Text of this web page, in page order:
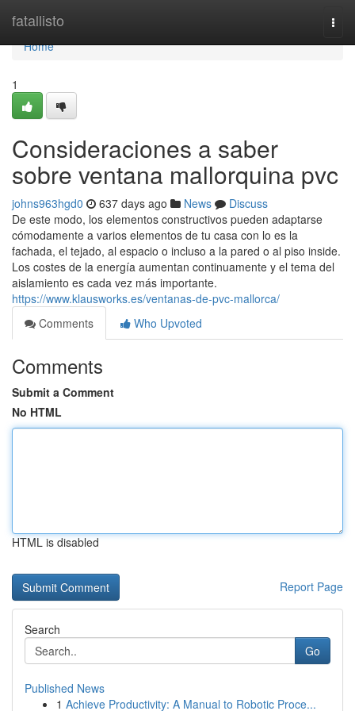
fatallisto
Home
Home
1
Consideraciones a saber
sobre ventana mallorquina pvc
johns963hgd0 637 days ago News
Discuss
De este modo, los elementos constructivos pueden adaptarse
cómodamente a varios elementos de tu casa con lo es la
fachada, el tejado, al espacio o incluso a la pared o al piso inside.
Los costes de la energía aumentan continuamente y el tema del
aislamiento es cada vez más importante.
https://www.klausworks.es/ventanas-de-pvc-mallorca/
Comments
Who Upvoted
Comments
Submit a Comment
No HTML
HTML is disabled
Report Page
Search
Go
Published News
1 Achieve Productivity: A Manual to Robotic Proce...